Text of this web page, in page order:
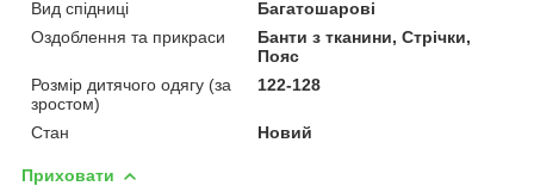
Вид спідниці
Багатошарові
Оздоблення та прикраси
Банти з тканини, Стрічки,
Пояс
Розмір дитячого одягу (за
зростом)
122-128
Стан Новий
Приховати